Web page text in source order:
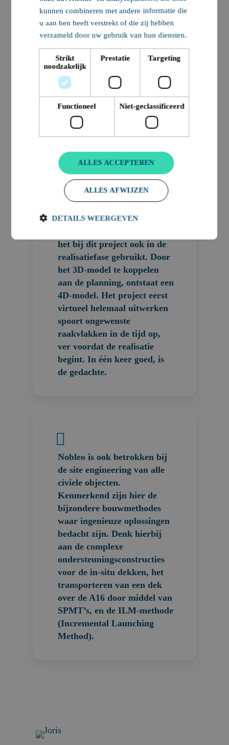
niveau blijft, en houdt
knooppunten vrij. Voor
bouwwerkzaamheden wordt
infrastructuur aangelegd met
tijdelijke bruggen.
Ook is Nobleo
verantwoordelijk voor de
BIM-coördinatie, inclusief
raakvlakmanagement. Waar
gebruikt tot en met de
het bij dit project ook in de
realisatiefase gebruikt. Door
het 3D-model te koppelen
aan de planning, ontstaat een
4D-model. Het project eerst
virtueel helemaal uitwerken
spoort ongewenste
raakvlakken in de tijd op,
ver voordat de realisatie
begint. In één keer goed, is
de gedachte.
Nobleo is ook betrokken bij
de site engineering van alle
civiele objecten.
Kenmerkend zijn hier de
bijzondere bouwmethodes
waar ingenieuze oplossingen
bedacht zijn. Denk hierbij
aan de complexe
ondersteuningsconstructies
voor de in-situ dekken, het
transporteren van een dek
over de A16 door middel van
SPMT’s, en de ILM-methode
(Incremental Launching
Method).
kunnen combineren met andere informatie die
u aan hen heeft verstrekt of die zij hebben
verzameld door uw gebruik van hun diensten.
Strikt
noodzakelijk
Prestatie Targeting
Functioneel Niet-geclassificeerd
ALLES ACCEPTEREN
ALLES AFWIJZEN
DETAILS WEERGEVEN